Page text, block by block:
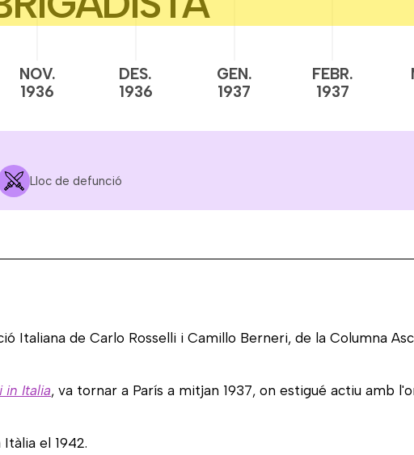
NOV.
1936
DES.
1936
GEN.
1937
FEBR.
1937
Lloc de defunció
Italiana de Carlo Rosselli i Camillo Berneri, de la Columna
in Italia, va tornar a París a mitjan 1937, on estigué actiu amb
el 1942.